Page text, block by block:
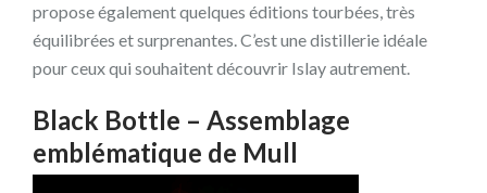
propose également quelques éditions tourbées, très
équilibrées et surprenantes. C’est une distillerie idéale
pour ceux qui souhaitent découvrir Islay autrement.
Black Bottle – Assemblage
emblématique de Mull